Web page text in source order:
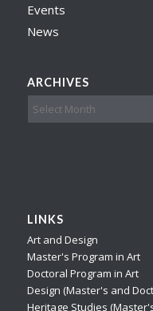
Events
News
ARCHIVES
LINKS
Art and Design
Master's Program in Art
Doctoral Program in Art
Design (Master's and
Heritage Studies